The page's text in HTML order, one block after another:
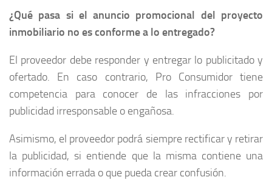
¿Qué pasa si el anuncio promocional del proyecto
inmobiliario no es conforme a lo entregado?
El proveedor debe responder y entregar lo publicitado y
ofertado. En caso contrario, Pro Consumidor tiene
competencia para conocer de las infracciones por
publicidad irresponsable o engañosa.
Asimismo, el proveedor podrá siempre rectificar y retirar
la publicidad, si entiende que la misma contiene una
información errada o que pueda crear confusión.